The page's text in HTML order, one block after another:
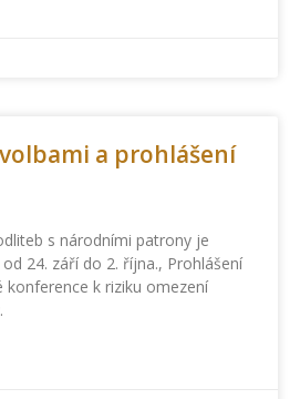
a prohlášení
s národními patrony je
24. září do 2. října., Prohlášení
konference k riziku omezení